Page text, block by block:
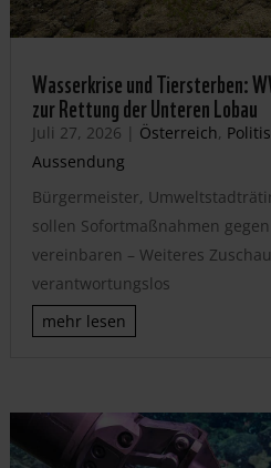
Wasserkrise und Tiersterben:
zur Rettung der Unteren Lobau
Juli 27, 2026 | Österreich,
Aussendung
Bürgermeister,
sollen Sofortmaßnahmen
vereinbaren – Weiteres
verantwortungslos
mehr lesen